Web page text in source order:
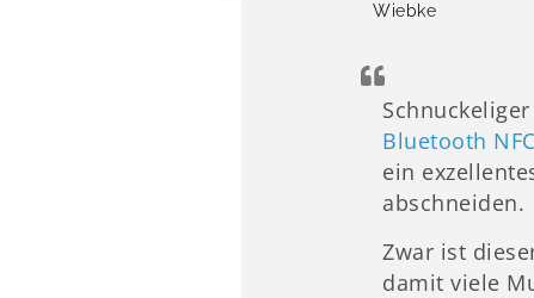
Wiebke
Bluetooth
ein
abschneiden.
Zwar ist
damit viele